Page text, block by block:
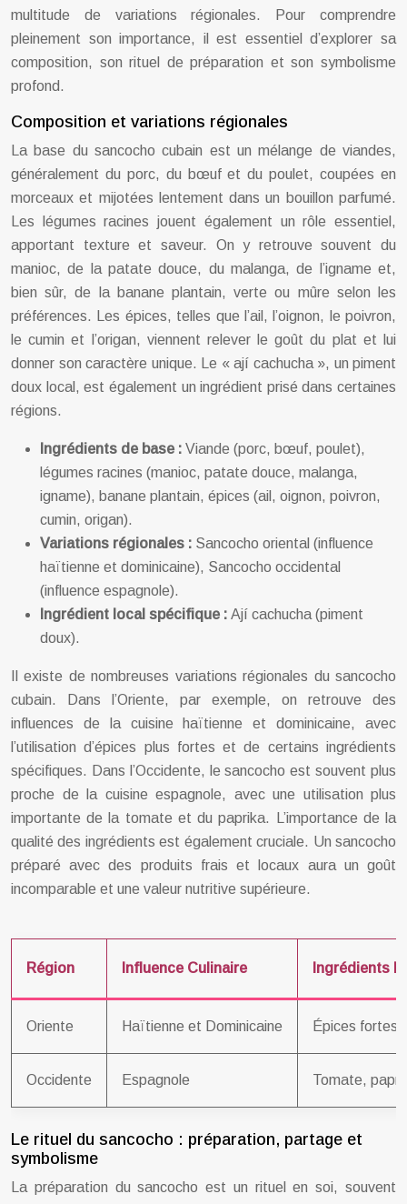
multitude de variations régionales. Pour comprendre
pleinement son importance, il est essentiel d’explorer sa
composition, son rituel de préparation et son symbolisme
profond.
Composition et variations régionales
La base du sancocho cubain est un mélange de viandes,
généralement du porc, du bœuf et du poulet, coupées en
morceaux et mijotées lentement dans un bouillon parfumé.
Les légumes racines jouent également un rôle essentiel,
apportant texture et saveur. On y retrouve souvent du
manioc, de la patate douce, du malanga, de l’igname et,
bien sûr, de la banane plantain, verte ou mûre selon les
préférences. Les épices, telles que l’ail, l’oignon, le poivron,
le cumin et l’origan, viennent relever le goût du plat et lui
donner son caractère unique. Le « ají cachucha », un piment
doux local, est également un ingrédient prisé dans certaines
régions.
Ingrédients de base : Viande (porc, bœuf, poulet),
légumes racines (manioc, patate douce, malanga,
igname), banane plantain, épices (ail, oignon, poivron,
cumin, origan).
Variations régionales : Sancocho oriental (influence
haïtienne et dominicaine), Sancocho occidental
(influence espagnole).
Ingrédient local spécifique : Ají cachucha (piment
doux).
Il existe de nombreuses variations régionales du sancocho
cubain. Dans l’Oriente, par exemple, on retrouve des
influences de la cuisine haïtienne et dominicaine, avec
l’utilisation d’épices plus fortes et de certains ingrédients
spécifiques. Dans l’Occidente, le sancocho est souvent plus
proche de la cuisine espagnole, avec une utilisation plus
importante de la tomate et du paprika. L’importance de la
qualité des ingrédients est également cruciale. Un sancocho
préparé avec des produits frais et locaux aura un goût
incomparable et une valeur nutritive supérieure.
Région Influence Culinaire Ingrédients
Oriente Haïtienne et Dominicaine Épices fortes,
Occidente Espagnole Tomate,
Le rituel du sancocho : préparation, partage et
symbolisme
La préparation du sancocho est un rituel en soi, souvent